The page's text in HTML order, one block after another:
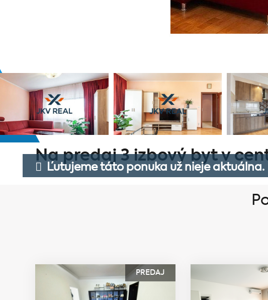
Na predaj 3 izbový byt v
Ľutujeme táto ponuka už nieje aktuálna.
PREDAJ